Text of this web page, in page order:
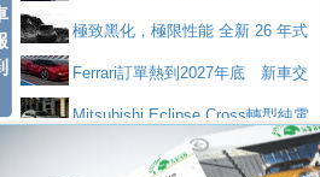
ptain Seat
EV
技的座駕! Ford Territory中型油電休旅
SO Super Great今日在台登場，結合先進安
ntis四品牌經銷權，全新多品牌旗艦展示中
屏東特搜大隊再添新利器 SITRAK
場 續航最高657公里、支援320kW快充
極致黑化，極限性能 全新 26 年式
DEFENDER OCTA BLACK 限量登台
Ferrari訂單熱到2027年底 新車交
付至少得等一年以上
Mitsubishi Eclipse Cross轉型純電
休旅 87kWh電池續航超過600公里
全新BMW 318i Touring豪華旅行車